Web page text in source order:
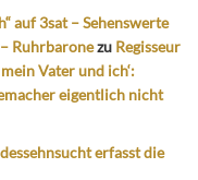
auf 3sat – Sehenswerte
Ruhrbaronezu Regisseur
Vater und ich‘:
eigentlich nicht
erfasst die